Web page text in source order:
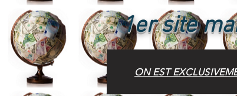
1er site
ON EST